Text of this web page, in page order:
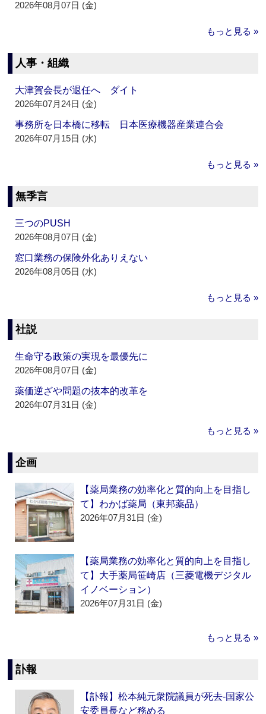
2026年08月07日 (金)
もっと見る »
人事・組織
大津賀会長が退任へ ダイト
2026年07月24日 (金)
事務所を日本橋に移転 日本医療機器産業連合会
2026年07月15日 (水)
もっと見る »
無季言
三つのPUSH
2026年08月07日 (金)
窓口業務の保険外化ありえない
2026年08月05日 (水)
もっと見る »
社説
生命守る政策の実現を最優先に
2026年08月07日 (金)
薬価逆ざや問題の抜本的改革を
2026年07月31日 (金)
もっと見る »
企画
【薬局業務の効率化と質的向上を目指し
て】わかば薬局（東邦薬品）
2026年07月31日 (金)
【薬局業務の効率化と質的向上を目指し
て】大手薬局笹崎店（三菱電機デジタル
イノベーション）
2026年07月31日 (金)
もっと見る »
訃報
【訃報】松本純元衆院議員が死去‐国家公
安委員長など務める